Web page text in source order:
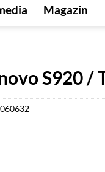
Magazin
S920 /